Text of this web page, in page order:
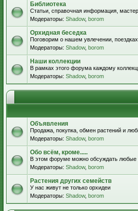
Библиотека
Статьи, справочная информация,
Модераторы: Shadow, borom
Орхидная беседка
Поговорим о нашем увлечении,
Модераторы: Shadow, borom
Наши коллекции
В рамках этого форума каждому
Модераторы: Shadow, borom
Объявления
Продажа, покупка, обмен растений и
Модераторы: Shadow, borom
Обо всём, кроме.....
В этом форуме можно обсуждать любые
Модераторы: Shadow, borom
Растения других семейств
У нас живут не только орхидеи
Модераторы: Shadow, borom